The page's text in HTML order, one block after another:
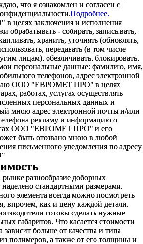
что я ознакомлен и согласен с
Подробнее.
заключения и исполнения
обрабатывать - собирать, записывать,
хранить, уточнять (обновлять,
передавать (в том числе
лицам), обезличивать, блокировать,
персональные данные: фамилию, имя,
телефонов, адрес электронной
ООО "ЕВРОМЕТ ПРО" в целях
работах, услугах осуществлять
персональных данных и
мною адрес электронной почты и/или
рекламу и информацию о
ООО "ЕВРОМЕТ ПРО" и его
быть отозвано мною в любой
письменного уведомления по адресу
рынке разнообразие доборных
стандартными размерами.
элемента всегда можно посмотреть
впрочем, как и цену каждой детали.
готовы сделать нужные
габаритов. Что касается стоимости
больше от качества и типа
полимеров, а также от его толщины и